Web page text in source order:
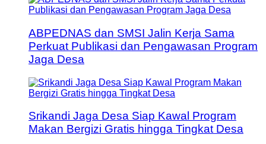
ABPEDNAS dan SMSI Jalin Kerja Sama
Perkuat Publikasi dan Pengawasan Program
Jaga Desa
Srikandi Jaga Desa Siap Kawal Program
Makan Bergizi Gratis hingga Tingkat Desa